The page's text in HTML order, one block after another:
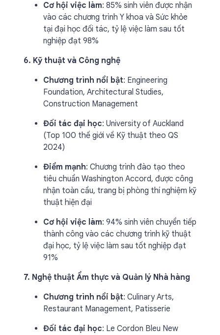
Cơ hội việc làm: 85% sinh viên được nhận
vào các chương trình Y khoa và Sức khỏe
tại đại học đối tác, tỷ lệ việc làm sau tốt
nghiệp đạt 98%
6. Kỹ thuật và Công nghệ
Chương trình nổi bật: Engineering
Foundation, Architectural Studies,
Construction Management
Đối tác đại học: University of Auckland
(Top 100 thế giới về Kỹ thuật theo QS
2024)
Điểm mạnh: Chương trình đào tạo theo
tiêu chuẩn Washington Accord, được công
nhận toàn cầu, trang bị phòng thí nghiệm kỹ
thuật hiện đại
Cơ hội việc làm: 94% sinh viên chuyển tiếp
thành công vào các chương trình kỹ thuật
đại học, tỷ lệ việc làm sau tốt nghiệp đạt
91%
7. Nghệ thuật Ẩm thực và Quản lý Nhà hàng
Chương trình nổi bật: Culinary Arts,
Restaurant Management, Patisserie
Đối tác đại học: Le Cordon Bleu New